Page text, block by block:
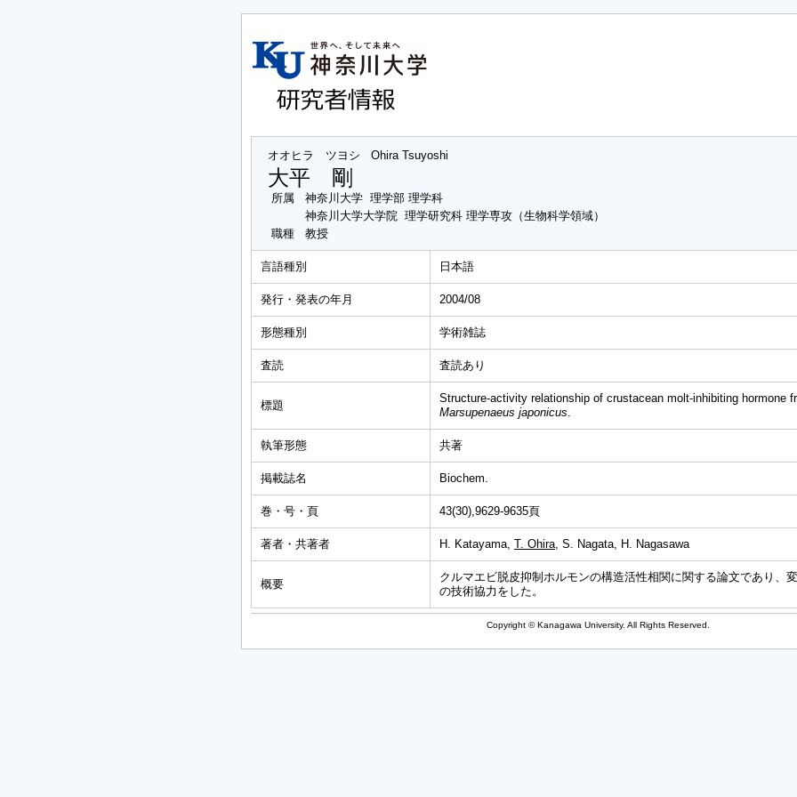
オオヒラ ツヨシ Ohira Tsuyoshi
大平 剛
所属
神奈川大学 理学部 理学科
神奈川大学大学院 理学研究科 理学専攻（生物科学領域）
職種
教授
言語種別 日本語
発行・発表の年月 2004/08
形態種別 学術雑誌
査読 査読あり
標題
Structure-activity relationship of crustacean molt-inhibiting hormone
Marsupenaeus japonicus.
執筆形態 共著
掲載誌名 Biochem.
巻・号・頁 43(30),9629-9635頁
著者・共著者 H. Katayama, T. Ohira, S. Nagata, H. Nagasawa
概要
クルマエビ脱皮抑制ホルモンの構造活性相関に関する論文であり、
の技術協力をした。
Copyright © Kanagawa University. All Rights Reserved.